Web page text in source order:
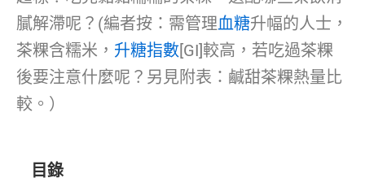
膩解滯呢？(編者按：需管理血糖升幅的人士，
茶粿含糯米， 升糖指數[GI]較高，若吃過茶粿
後要注意什麼呢？另見附表：鹹甜茶粿熱量比
較。）
目錄